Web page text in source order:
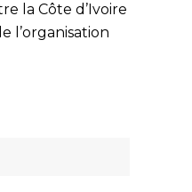
la Côte d’Ivoire
l’organisation